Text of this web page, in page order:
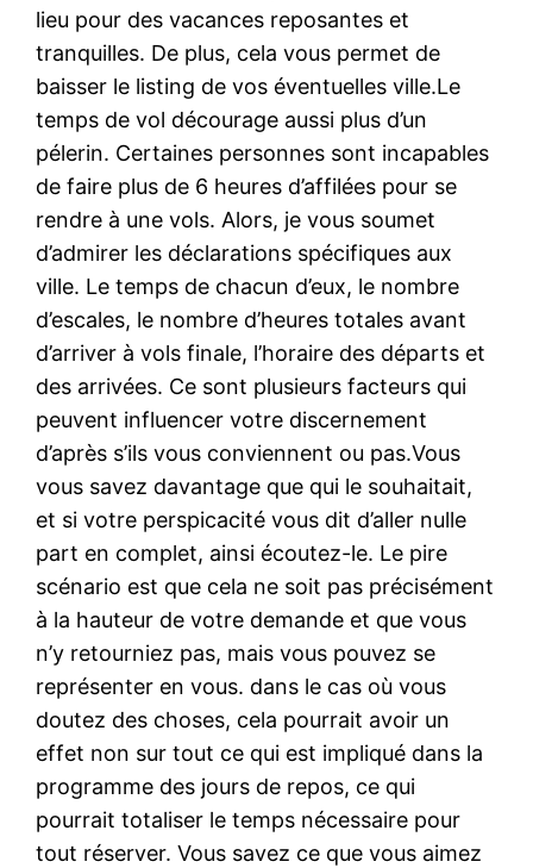
lieu pour des vacances reposantes et
tranquilles. De plus, cela vous permet de
baisser le listing de vos éventuelles ville.Le
temps de vol décourage aussi plus d’un
pélerin. Certaines personnes sont incapables
de faire plus de 6 heures d’affilées pour se
rendre à une vols. Alors, je vous soumet
d’admirer les déclarations spécifiques aux
ville. Le temps de chacun d’eux, le nombre
d’escales, le nombre d’heures totales avant
d’arriver à vols finale, l’horaire des départs et
des arrivées. Ce sont plusieurs facteurs qui
peuvent influencer votre discernement
d’après s’ils vous conviennent ou pas.Vous
vous savez davantage que qui le souhaitait,
et si votre perspicacité vous dit d’aller nulle
part en complet, ainsi écoutez-le. Le pire
scénario est que cela ne soit pas précisément
à la hauteur de votre demande et que vous
n’y retourniez pas, mais vous pouvez se
représenter en vous. dans le cas où vous
doutez des choses, cela pourrait avoir un
effet non sur tout ce qui est impliqué dans la
programme des jours de repos, ce qui
pourrait totaliser le temps nécessaire pour
tout réserver. Vous savez ce que vous aimez